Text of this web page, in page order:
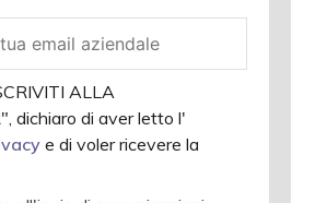
ALLA
dichiaro di aver letto l'
e di voler ricevere la